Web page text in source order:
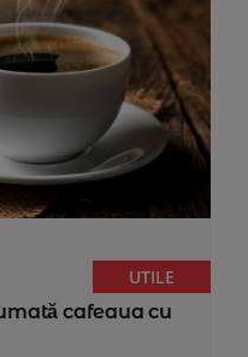
UTILE
cafeaua cu